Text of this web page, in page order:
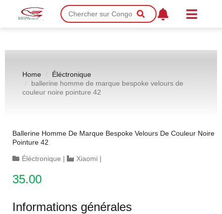
Home
Éléctronique
ballerine homme de marque bespoke velours de
couleur noire pointure 42
Ballerine Homme De Marque Bespoke Velours De Couleur Noire
Pointure 42
Éléctronique | Xiaomi |
35.00
Informations générales